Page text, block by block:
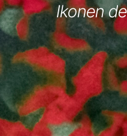
Ikonen